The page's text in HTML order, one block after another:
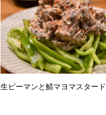
生ピーマンと鯖マヨマスタード